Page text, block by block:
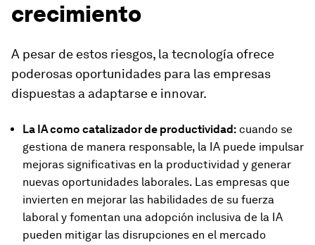
crecimiento
A pesar de estos riesgos, la tecnología ofrece
poderosas oportunidades para las empresas
dispuestas a adaptarse e innovar.
La IA como catalizador de productividad: cuando se
gestiona de manera responsable, la IA puede impulsar
mejoras significativas en la productividad y generar
nuevas oportunidades laborales. Las empresas que
invierten en mejorar las habilidades de su fuerza
laboral y fomentan una adopción inclusiva de la IA
pueden mitigar las disrupciones en el mercado